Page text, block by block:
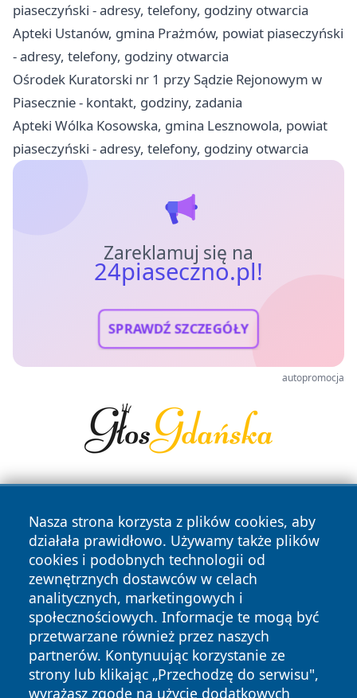
piaseczyński - adresy, telefony, godziny otwarcia
Apteki Ustanów, gmina Prażmów, powiat piaseczyński
- adresy, telefony, godziny otwarcia
Ośrodek Kuratorski nr 1 przy Sądzie Rejonowym w
Piasecznie - kontakt, godziny, zadania
Apteki Wólka Kosowska, gmina Lesznowola, powiat
piaseczyński - adresy, telefony, godziny otwarcia
Zareklamuj się na
24piaseczno.pl!
SPRAWDŹ SZCZEGÓŁY
autopromocja
Nasza strona korzysta z plików cookies, aby
działała prawidłowo. Używamy także plików
cookies i podobnych technologii od
zewnętrznych dostawców w celach
analitycznych, marketingowych i
społecznościowych. Informacje te mogą być
przetwarzane również przez naszych
partnerów. Kontynuując korzystanie ze
strony lub klikając „Przechodzę do serwisu",
wyrażasz zgodę na użycie dodatkowych
Copyright © 2026 24piaseczno.pl Wszystkie prawa
zastrzeżone.
News Autorzy
Polityka
Prywatności
Polityka
Cookies